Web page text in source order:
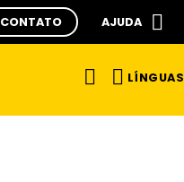
CONTATO AJUDA
LÍNGUAS